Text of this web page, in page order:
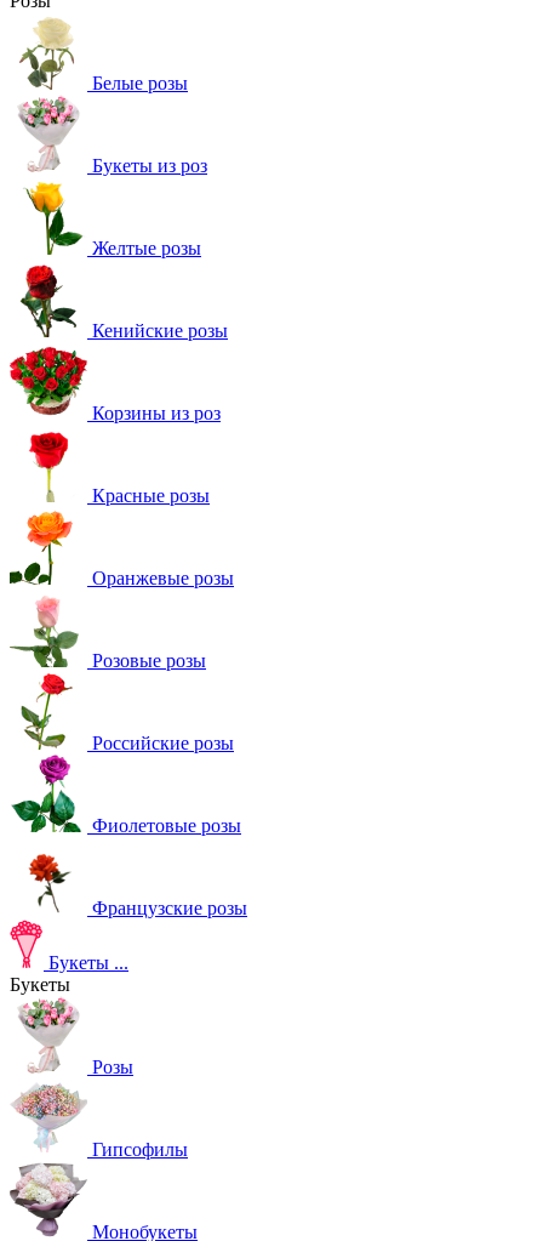
Белые розы
Букеты из роз
Желтые розы
Кенийские розы
Корзины из роз
Красные розы
Оранжевые розы
Розовые розы
Российские розы
Фиолетовые розы
Французские розы
Букеты ...
Букеты
Розы
Гипсофилы
Монобукеты